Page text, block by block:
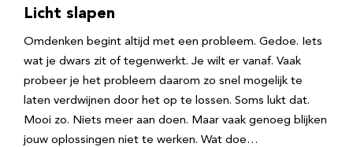
Licht slapen
Omdenken begint altijd met een probleem. Gedoe. Iets
wat je dwars zit of tegenwerkt. Je wilt er vanaf. Vaak
probeer je het probleem daarom zo snel mogelijk te
laten verdwijnen door het op te lossen. Soms lukt dat.
Mooi zo. Niets meer aan doen. Maar vaak genoeg blijken
jouw oplossingen niet te werken. Wat doe…